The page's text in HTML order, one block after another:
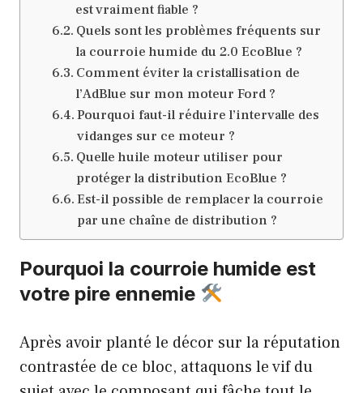
est vraiment fiable ?
Quels sont les problèmes fréquents sur
la courroie humide du 2.0 EcoBlue ?
Comment éviter la cristallisation de
l’AdBlue sur mon moteur Ford ?
Pourquoi faut-il réduire l’intervalle des
vidanges sur ce moteur ?
Quelle huile moteur utiliser pour
protéger la distribution EcoBlue ?
Est-il possible de remplacer la courroie
par une chaîne de distribution ?
Pourquoi la courroie humide est
votre pire ennemie
Après avoir planté le décor sur la réputation
contrastée de ce bloc, attaquons le vif du